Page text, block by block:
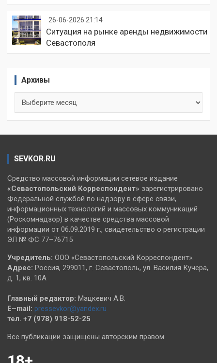
26-06-2026 21:14
Ситуация на рынке аренды недвижимости
Севастополя
Архивы
SEVKOR.RU
Средство массовой информации сетевое издание
«Севастопольский Корреспондент» зарегистрировано
Федеральной службой по надзору в сфере связи,
информационных технологий и массовых коммуникаций
(Роскомнадзор) в качестве средства массовой
информации от 06.09.2019 г., свидетельство о регистрации
ЭЛ № ФС 77–76715
Учредитель: ООО «Севастопольский Корреспондент».
Адрес: Россия, 299011, г. Севастополь, ул. Василия Кучера,
д. 1, кв. 10А
Главный редактор: Мацкевич А.В.
E–mail: pressevkor@yandex.ru
тел. +7 (978) 918-52-25
Все публикации защищены авторским правом.